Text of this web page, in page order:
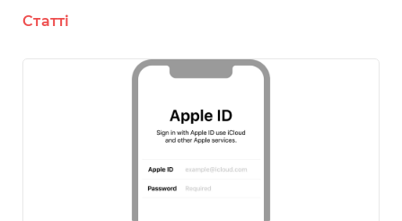
Статті